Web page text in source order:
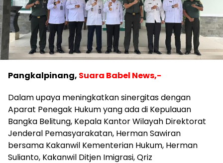
Pangkalpinang, Suara Babel News,-
Dalam upaya meningkatkan sinergitas dengan
Aparat Penegak Hukum yang ada di Kepulauan
Bangka Belitung, Kepala Kantor Wilayah Direktorat
Jenderal Pemasyarakatan, Herman Sawiran
bersama Kakanwil Kementerian Hukum, Herman
Sulianto, Kakanwil Ditjen Imigrasi, Qriz